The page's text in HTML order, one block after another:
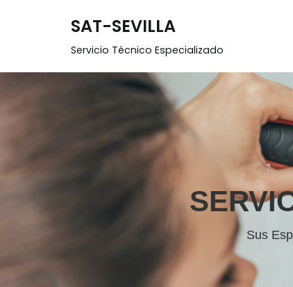
contenido
SAT-SEVILLA
Servicio Técnico Especializado
Sus